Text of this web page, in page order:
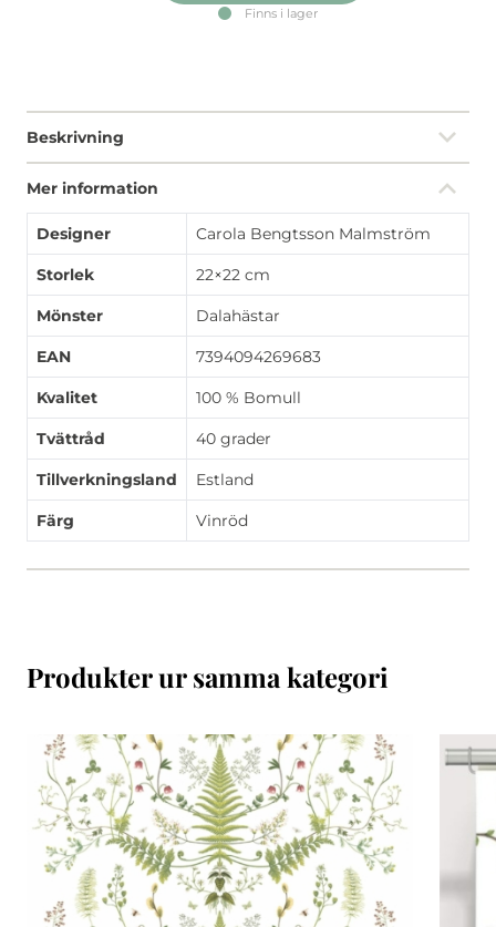
Finns i lager
Beskrivning
Mer information
Designer Carola Bengtsson Malmström
Storlek 22×22 cm
Mönster Dalahästar
EAN 7394094269683
Kvalitet 100 % Bomull
Tvättråd 40 grader
Tillverkningsland Estland
Färg Vinröd
Produkter ur samma kategori